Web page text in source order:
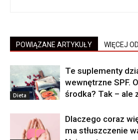
POWIĄZANE ARTYKUŁY WIĘCEJ
Dieta
Te suplementy
wewnętrzne SPF.
środka? Tak – ale
Dlaczego coraz
ma stłuszczenie